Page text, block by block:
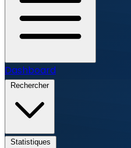
Dashboard
Rechercher
Statistiques